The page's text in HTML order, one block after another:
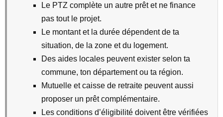
Le PTZ complète un autre prêt et ne finance
pas tout le projet.
Le montant et la durée dépendent de ta
situation, de la zone et du logement.
Des aides locales peuvent exister selon ta
commune, ton département ou ta région.
Mutuelle et caisse de retraite peuvent aussi
proposer un prêt complémentaire.
Les conditions d’éligibilité doivent être vérifiées